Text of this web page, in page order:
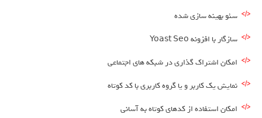
سئو بهینه سازی شده
سازگار با افزونه Yoast Seo
امکان اشتراک گذاری در شبکه های اجتماعی
نمایش یک کاربر و یا گروه کاربری با کد کوتاه
امکان استفاده از کدهای کوتاه به آسانی